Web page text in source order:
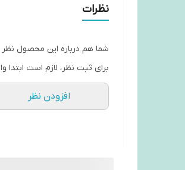
نظرات
شما هم درباره این محصول نظر
برای ثبت نظر، لازم است
افزودن نظر